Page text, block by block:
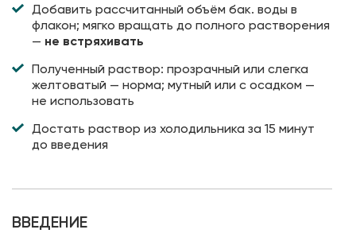
Добавить рассчитанный объём бак. воды в
флакон; мягко вращать до полного растворения
— не встряхивать
Полученный раствор: прозрачный или слегка
желтоватый — норма; мутный или с осадком —
не использовать
Достать раствор из холодильника за 15 минут
до введения
ВВЕДЕНИЕ